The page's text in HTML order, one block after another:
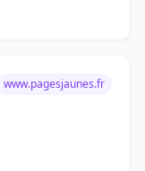
www.pagesjaunes.fr